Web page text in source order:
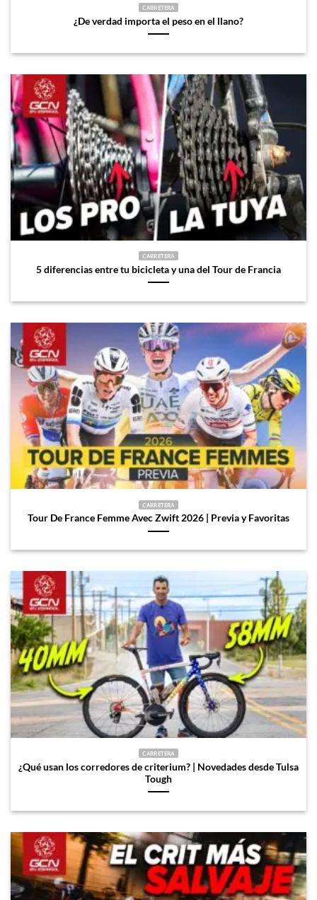
CARRETERA
¿De verdad importa el peso en el llano?
CARRETERA
5 diferencias entre tu bicicleta y una del Tour de Francia
CARRETERA
Tour De France Femme Avec Zwift 2026 | Previa y Favoritas
CARRETERA
¿Qué usan los corredores de criterium? | Novedades desde Tulsa
Tough